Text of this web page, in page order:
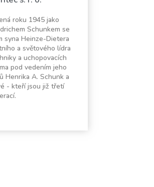
roku 1945 jako
Schunkem se
syna Heinze-Dietera
a světového lídra
a uchopovacích
pod vedením jeho
Henrika A. Schunk a
- kteří jsou již třetí